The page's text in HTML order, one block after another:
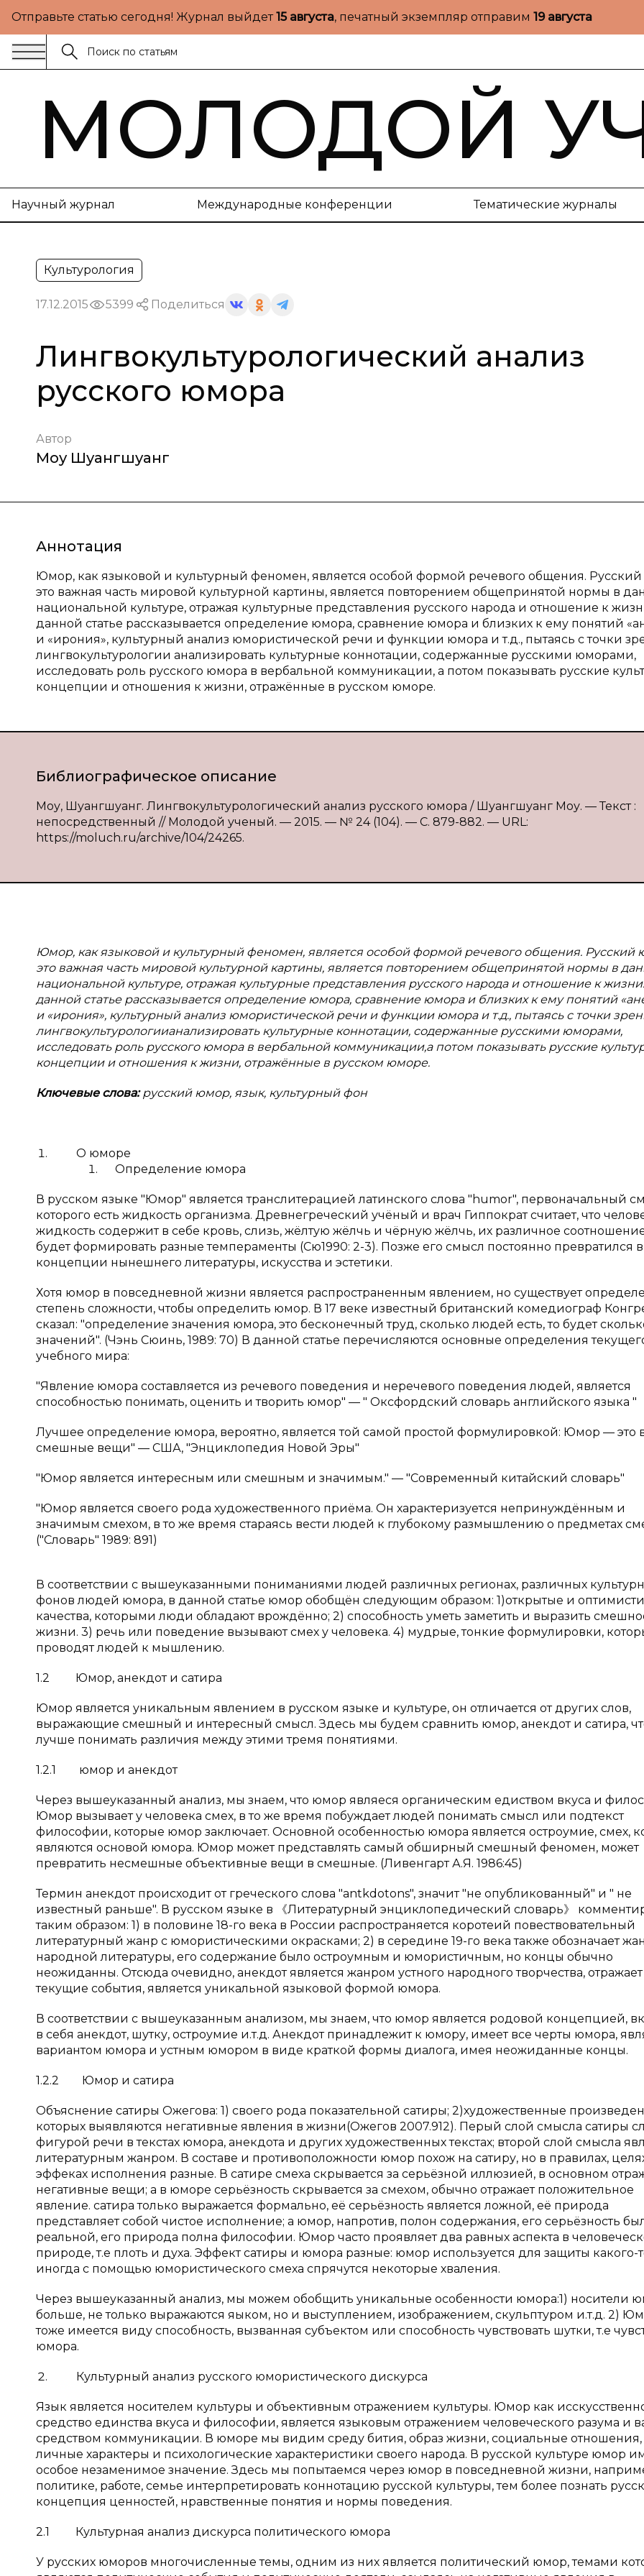
Отправьте статью сегодня! Журнал выйдет15 августа, печатный экземпляр отправим 19 августа
МОЛОДОЙ
Научный журнал Международные конференции Тематические журналы
Культурология
17.12.2015 5399 Поделиться
Лингвокультурологический анализ
русского юмора
Автор
Моу Шуангшуанг
Аннотация
Юмор, как языковой и культурный феномен, является особой формой речевого общения.
это важная часть мировой культурной картины, является повторением общепринятой нормы в
национальной культуре, отражая культурные представления русского народа и отношение к
данной статье рассказывается определение юмора, сравнение юмора и близких к ему понятий
и «ирония», культурный анализ юмористической речи и функции юмора и т.д., пытаясь с точки
лингвокультурологии анализировать культурные коннотации, содержанные русскими юморами,
исследовать роль русского юмора в вербальной коммуникации, а потом показывать русские
концепции и отношения к жизни, отражённые в русском юморе.
Библиографическое описание
Моу, Шуангшуанг. Лингвокультурологический анализ русского юмора / Шуангшуанг Моу. — Текст :
непосредственный // Молодой ученый. — 2015. — № 24 (104). — С. 879-882. — URL:
https://moluch.ru/archive/104/24265.
Юмор, как языковой и культурный феномен, является особой формой речевого общения. Русский
это важная часть мировой культурной картины, является повторением общепринятой нормы в
национальной культуре, отражая культурные представления русского народа и отношение к
данной статье рассказывается определение юмора, сравнение юмора и близких к ему понятий
и «ирония», культурный анализ юмористической речи и функции юмора и т.д., пытаясь с точки
лингвокультурологиианализировать культурные коннотации, содержанные русскими юморами,
исследовать роль русского юмора в вербальной коммуникации,а потом показывать русские
концепции и отношения к жизни, отражённые в русском юморе.
Ключевые слова:русский юмор, язык, культурный фон
О юморе
Определение юмора
В русском языке "Юмор" является транслитерацией латинского слова "humor", первоначальный
которого есть жидкость организма. Древнегреческий учёный и врач Гиппократ считает, что
жидкость содержит в себе кровь, слизь, жёлтую жёлчь и чёрную жёлчь, их различное соотношение
будет формировать разные темпераменты (Сю1990: 2-3). Позже его смысл постоянно превратился в
концепции нынешнего литературы, искусства и эстетики.
Хотя юмор в повседневной жизни является распространенным явлением, но существует
степень сложности, чтобы определить юмор. В 17 веке известный британский комедиограф
сказал: "определение значения юмора, это бесконечный труд, сколько людей есть, то будет
значений". (Чэнь Сюинь, 1989: 70) В данной статье перечисляются основные определения
учебного мира:
"Явление юмора составляется из речевого поведения и неречевого поведения людей, является
способностью понимать, оценить и творить юмор" — " Оксфордский словарь английского языка "
Лучшее определение юмора, вероятно, является той самой простой формулировкой: Юмор — это
смешные вещи" — США, "Энциклопедия Новой Эры"
"Юмор является интересным или смешным и значимым." — "Современный китайский словарь"
"Юмор является своего рода художественного приёма. Он характеризуется непринуждённым и
значимым смехом, в то же время стараясь вести людей к глубокому размышлению о предметах
("Словарь" 1989: 891)
В соответствии с вышеуказанными пониманиями людей различных регионах, различных
фонов людей юмора, в данной статье юмор обобщён следующим образом: 1)открытые и
качества, которыми люди обладают врождённо; 2) способность уметь заметить и выразить
жизни. 3) речь или поведение вызывают смех у человека. 4) мудрые, тонкие формулировки,
проводят людей к мышлению.
1.2 Юмор, анекдот и сатира
Юмор является уникальным явлением в русском языке и культуре, он отличается от других слов,
выражающие смешный и интересный смысл. Здесь мы будем сравнить юмор, анекдот и сатира,
лучше понимать различия между этими тремя понятиями.
1.2.1 юмор и анекдот
Через вышеуказанный анализ, мы знаем, что юмор являеся органическим едиством вкуса и
Юмор вызывает у человека смех, в то же время побуждает людей понимать смысл или подтекст
философии, которые юмор заключает. Основной особенностью юмора является остроумие, смех,
являются основой юмора. Юмор может представлять самый обширный смешный феномен, может
превратить несмешные объективные вещи в смешные. (Ливенгарт А.Я. 1986:45)
Термин анекдот происходит от греческого слова "antkdotons", значит "не опубликованный" и " не
известный раньше". В русском языке в 《Литературный энциклопедический словарь》
таким образом: 1) в половине 18-го века в России распространяется коротеий повествовательный
литературный жанр с юмористическими окрасками; 2) в середине 19-го века также обозначает
народной литературы, его содержание было остроумным и юмористичным, но концы обычно
неожиданны. Отсюда очевидно, анекдот является жанром устного народного творчества, отражает
текущие события, является уникальной языковой формой юмора.
В соответствии с вышеуказанным анализом, мы знаем, что юмор является родовой концепцией,
в себя анекдот, шутку, остроумие и.т.д. Анекдот принадлежит к юмору, имеет все черты юмора,
вариантом юмора и устным юмором в виде краткой формы диалога, имея неожиданные концы.
1.2.2 Юмор и сатира
Объяснение сатиры Ожегова: 1) своего рода показательной сатиры; 2)художественные
которых выявляются негативные явления в жизни(Ожегов 2007.912). Перый слой смысла сатиры
фигурой речи в текстах юмора, анекдота и других художественных текстах; второй слой смысла
литературным жанром. В составе и противоположности юмор похож на сатиру, но в правилах,
эффеках исполнения разные. В сатире смеха скрывается за серьёзной иллюзией, в основном
негативные вещи; а в юморе серьёзность скрывается за смехом, обычно отражает положительное
явление. сатира только выражается формально, её серьёзность является ложной, её природа
представляет собой чистое исполнение; а юмор, напротив, полон содержания, его серьёзность
реальной, его природа полна философии. Юмор часто проявляет два равных аспекта в
природе, т.е плоть и духа. Эффект сатиры и юмора разные: юмор используется для защиты какого-
иногда с помощью юмористического смеха спрячутся некоторые хваления.
Через вышеуказанный анализ, мы можем обобщить уникальные особенности юмора:1) носители
больше, не только выражаются яыком, но и выступлением, изображением, скульптуром и.т.д. 2)
тоже имеется виду способность, вызванная субъектом или способность чувствовать шутки, т.е
юмора.
Культурный анализ русского юмористического дискурса
Язык является носителем культуры и объективным отражением культуры. Юмор как
средство единства вкуса и философии, является языковым отражением человеческого разума и
средством коммуникации. В юморе мы видим среду бития, образ жизни, социальные отношения,
личные характеры и психологические характеристики своего народа. В русской культуре юмор
особое незаменимое значение. Здесь мы попытаемся через юмор в повседневной жизни,
политике, работе, семье интерпретировать коннотацию русской культуры, тем более познать
концепция ценностей, нравственные понятия и нормы поведения.
2.1 Культурная анализ дискурса политического юмора
У русских юморов многочисленные темы, одним из них является политический юмор, темами